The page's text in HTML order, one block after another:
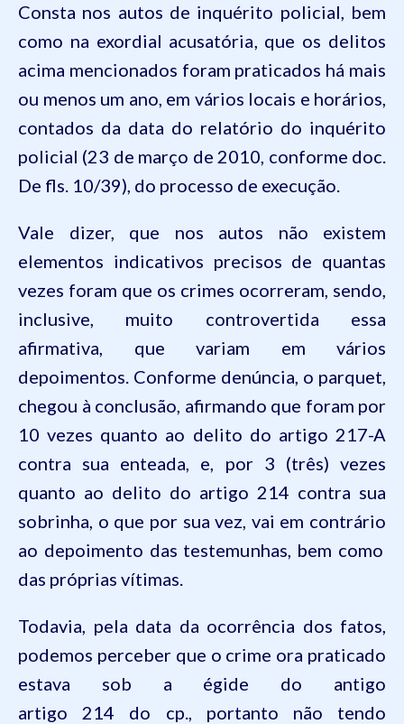
Consta nos autos de inquérito policial, bem
como na exordial acusatória, que os delitos
acima mencionados foram praticados há mais
ou menos um ano, em vários locais e horários,
contados da data do relatório do inquérito
policial (23 de março de 2010, conforme doc.
De fls. 10/39), do processo de execução.
Vale dizer, que nos autos não existem
elementos indicativos precisos de quantas
vezes foram que os crimes ocorreram, sendo,
inclusive, muito controvertida essa
afirmativa, que variam em vários
depoimentos. Conforme denúncia, o parquet,
chegou à conclusão, afirmando que foram por
10 vezes quanto ao delito do artigo 217-A
contra sua enteada, e, por 3 (três) vezes
quanto ao delito do artigo 214 contra sua
sobrinha, o que por sua vez, vai em contrário
ao depoimento das testemunhas, bem como
das próprias vítimas.
Todavia, pela data da ocorrência dos fatos,
podemos perceber que o crime ora praticado
estava sob a égide do antigo
artigo 214 do cp., portanto não tendo